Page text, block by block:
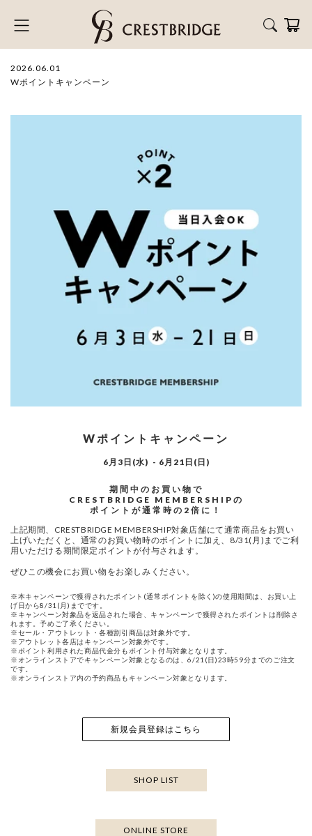
2026.06.01
Wポイントキャンペーン
Wポイントキャンペーン
6月3日(水) - 6月21日(日)
期間中のお買い物で
CRESTBRIDGE MEMBERSHIPの
上記期間、CRESTBRIDGE MEMBERSHIP対象店舗にて通常商品をお買い
上げいただくと、通常のお買い物時のポイントに加え、8/31(月)までご利
用いただける期間限定ポイントが付与されます。
ぜひこの機会にお買い物をお楽しみください。
※本キャンペーンで獲得されたポイント(通常ポイントを除く)の使用期間は、お買い上
げ日から8/31(月)までです。
※キャンペーン対象品を返品された場合、キャンペーンで獲得されたポイントは削除さ
れます。予めご了承ください。
※セール・アウトレット・各種割引商品は対象外です。
※アウトレット各店はキャンペーン対象外です。
※ポイント利用された商品代金分もポイント付与対象となります。
※オンラインストアでキャンペーン対象となるのは、6/21(日)23時59分までのご注文
です。
※オンラインストア内の予約商品もキャンペーン対象となります。
新規会員登録はこちら
SHOP LIST
ONLINE STORE